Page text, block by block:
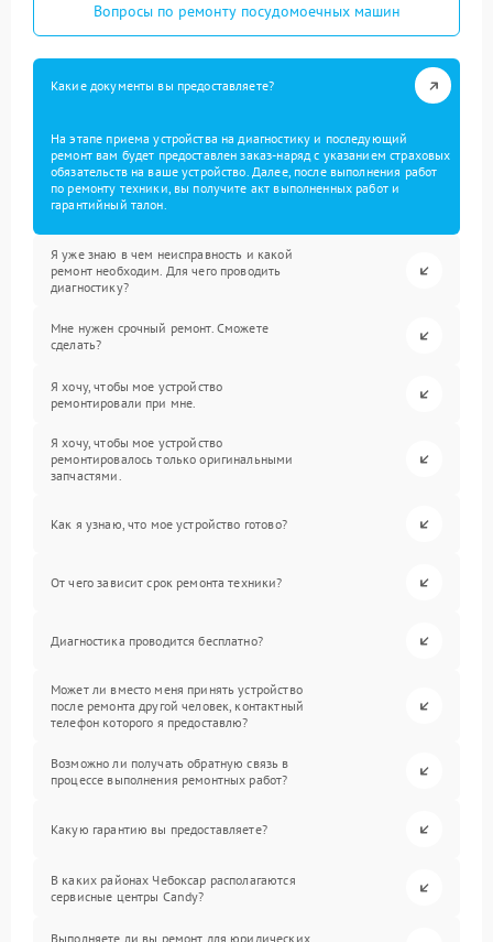
Вопросы по ремонту посудомоечных машин
Какие документы вы предоставляете?
На этапе приема устройства на диагностику и последующий
ремонт вам будет предоставлен заказ-наряд с указанием страховых
обязательств на ваше устройство. Далее, после выполнения работ
по ремонту техники, вы получите акт выполненных работ и
гарантийный талон.
Я уже знаю в чем неисправность и какой
ремонт необходим. Для чего проводить
диагностику?
Мне нужен срочный ремонт. Сможете
сделать?
Я хочу, чтобы мое устройство
ремонтировали при мне.
Я хочу, чтобы мое устройство
ремонтировалось только оригинальными
запчастями.
Как я узнаю, что мое устройство готово?
От чего зависит срок ремонта техники?
Диагностика проводится бесплатно?
Может ли вместо меня принять устройство
после ремонта другой человек, контактный
телефон которого я предоставлю?
Возможно ли получать обратную связь в
процессе выполнения ремонтных работ?
Какую гарантию вы предоставляете?
В каких районах Чебоксар располагаются
сервисные центры Candy?
Выполняете ли вы ремонт для юридических